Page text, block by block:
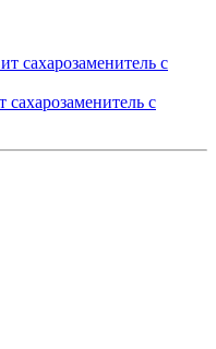
сахарозаменитель с
с